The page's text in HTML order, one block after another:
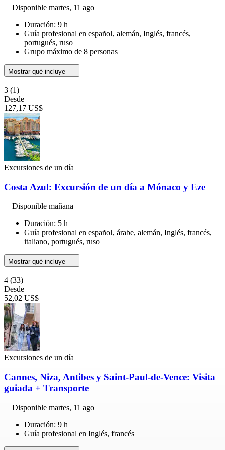
Disponible martes, 11 ago
Duración: 9 h
Guía profesional en español, alemán, Inglés, francés,
portugués, ruso
Grupo máximo de 8 personas
Mostrar qué incluye
3 (1)
Desde
127,17 US$
Excursiones de un día
Costa Azul: Excursión de un día a Mónaco y Eze
Disponible mañana
Duración: 5 h
Guía profesional en español, árabe, alemán, Inglés, francés,
italiano, portugués, ruso
Mostrar qué incluye
4 (33)
Desde
52,02 US$
Excursiones de un día
Cannes, Niza, Antibes y Saint-Paul-de-Vence: Visita
guiada + Transporte
Disponible martes, 11 ago
Duración: 9 h
Guía profesional en Inglés, francés